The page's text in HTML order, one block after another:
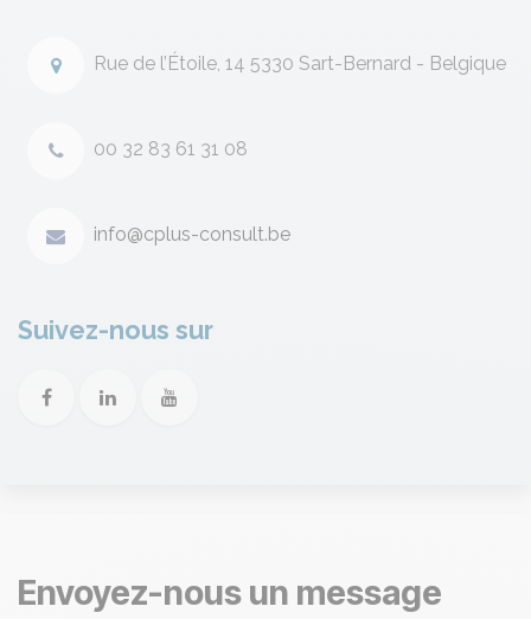
Rue de l’Étoile, 14 5330 Sart-Bernard - Belgique
00 32 83 61 31 08
info@cplus-consult.be
Suivez-nous sur
Envoyez-nous un message